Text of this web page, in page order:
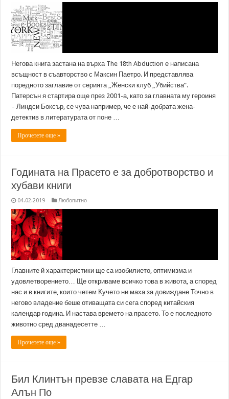
Негова книга застана на върха The 18th Abduction е написана
всъщност в съавторство с Максин Паетро. И представлява
поредното заглавие от серията „Женски клуб „Убийства“.
Патерсън я стартира още през 2001-а, като за главната му героиня
– Линдси Боксър, се чува например, че е най-добрата жена-
детектив в литературата от поне …
Прочетете още »
Годината на Прасето е за добротворство и
хубави книги
04.02.2019 Любопитно
Главните й характеристики ще са изобилието, оптимизма и
удовлетворението… Ще откриваме всичко това в живота, а според
нас и в книгите, които четем Кучето ни маха за довиждане Точно в
негово владение беше отиващата си сега според китайския
календар година. И настава времето на прасето. То е последното
животно сред дванадесетте …
Прочетете още »
Бил Клинтън превзе славата на Едгар
Алън По